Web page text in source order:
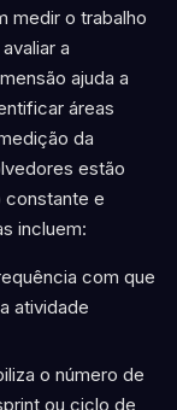
medir o trabalho
a
ajuda a
áreas
da
estão
constante e
incluem:
com que
atividade
o número de
ou ciclo de